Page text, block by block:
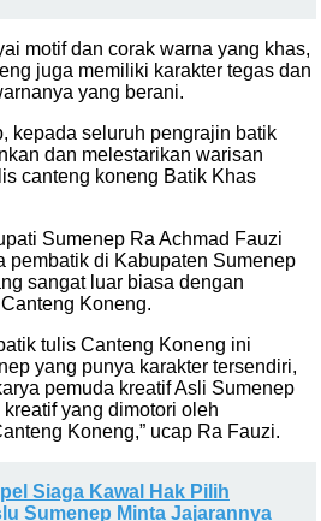
motif dan corak warna yang khas,
juga memiliki karakter tegas dan
yang berani.
kepada seluruh pengrajin batik
dan melestarikan warisan
canteng koneng Batik Khas
Sumenep Ra Achmad Fauzi
pembatik di Kabupaten Sumenep
sangat luar biasa dengan
Koneng.
tulis Canteng Koneng ini
yang punya karakter tersendiri,
pemuda kreatif Asli Sumenep
yang dimotori oleh
Koneng,” ucap Ra Fauzi.
Siaga Kawal Hak Pilih
Sumenep Minta Jajarannya